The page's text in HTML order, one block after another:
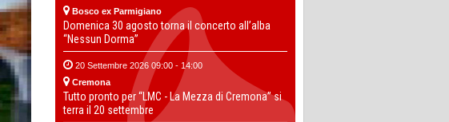
Bosco ex Parmigiano
Domenica 30 agosto torna il concerto all’alba
“Nessun Dorma”
20 Settembre 2026 09:00 - 14:00
Cremona
Tutto pronto per “LMC - La Mezza di Cremona” si
terra il 20 settembre